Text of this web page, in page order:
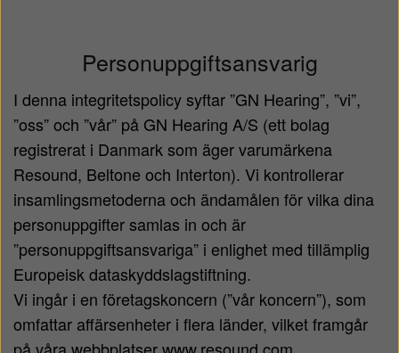
Personuppgiftsansvarig
I denna integritetspolicy syftar ”GN Hearing”, ”vi”,
”oss” och ”vår” på GN Hearing A/S (ett bolag
registrerat i Danmark som äger varumärkena
Resound, Beltone och Interton). Vi kontrollerar
insamlingsmetoderna och ändamålen för vilka dina
personuppgifter samlas in och är
”personuppgiftsansvariga” i enlighet med tillämplig
Europeisk dataskyddslagstiftning.
Vi ingår i en företagskoncern (”vår koncern”), som
omfattar affärsenheter i flera länder, vilket framgår
på våra webbplatser www.resound.com,